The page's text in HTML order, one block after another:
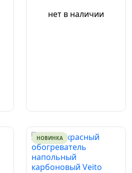
нет в наличии
НОВИНКА